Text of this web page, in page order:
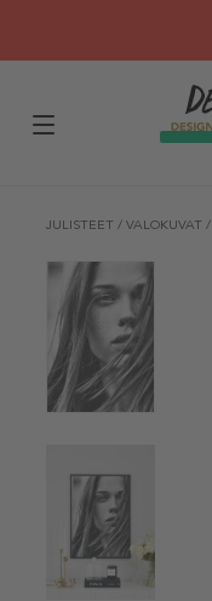
JULISTEET / VALOKUVAT /